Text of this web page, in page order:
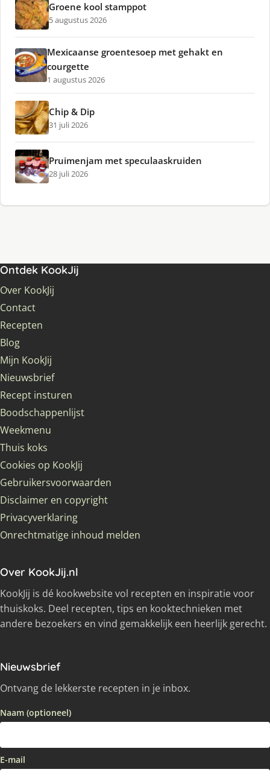
Groene kool stamppot
5 augustus 2026
Mexicaanse groentesoep met gehakt en
courgette
1 augustus 2026
Chip & Dip
31 juli 2026
Pruimenjam met speculaaskruiden
28 juli 2026
Ontdek KookJij
Over KookJij
Contact
Recepten
Blog
Mijn KookJij
Nieuwsbrief
Recept insturen
Boodschappenlijst
Weekmenu
Thuis koks
Cookies op KookJij
Gebruikersvoorwaarden
Disclaimer en copyright
Privacyverklaring
Onrechtmatige inhoud melden
Over KookJij.nl
KookJij is dé kookwebsite vol recepten en inspiratie voor
thuiskoks. Deel recepten, tips en kooktechnieken met
andere bezoekers en vind gemakkelijk een heerlijk gerecht.
Nieuwsbrief
Ontvang de lekkerste recepten in je inbox.
Naam (optioneel)
E-mail